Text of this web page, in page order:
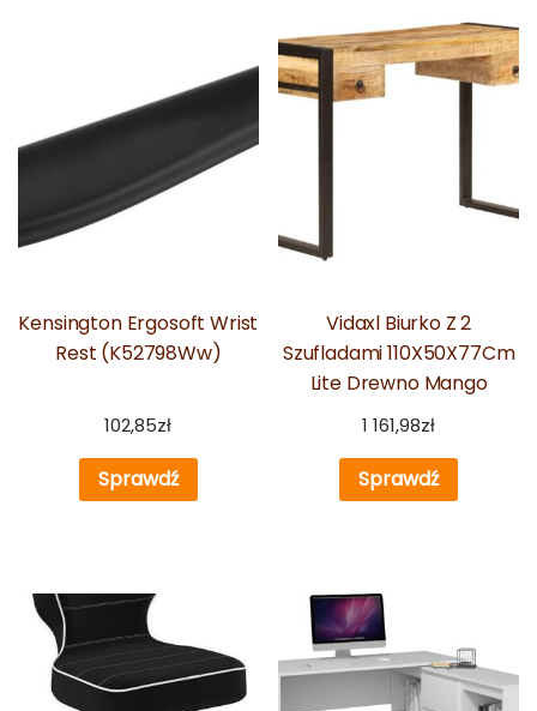
Kensington Ergosoft Wrist
Rest (K52798Ww)
102,85zł
Sprawdź
Vidaxl Biurko Z 2
Szufladami 110X50X77Cm
Lite Drewno Mango
1 161,98zł
Sprawdź